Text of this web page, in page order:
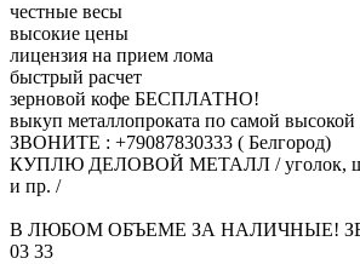
честные весы
высокие цены
лицензия на прием лома
быстрый расчет
зерновой кофе БЕСПЛАТНО!
выкуп металлопроката по самой высокой
ЗВОНИТЕ : +79087830333 ( Белгород)
КУПЛЮ ДЕЛОВОЙ МЕТАЛЛ / уголок,
и пр. /
В ЛЮБОМ ОБЪЕМЕ ЗА НАЛИЧНЫЕ!
03 33